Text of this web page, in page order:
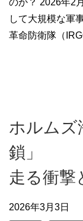
して大規模な軍
革命防衛隊（
ホルムズ
鎖」
走る衝撃
2026年3月3日